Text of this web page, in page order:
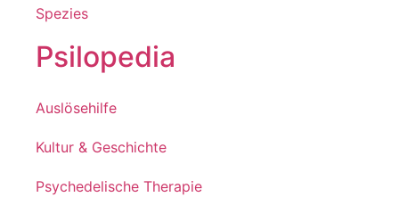
Spezies
Psilopedia
Auslösehilfe
Kultur & Geschichte
Psychedelische Therapie